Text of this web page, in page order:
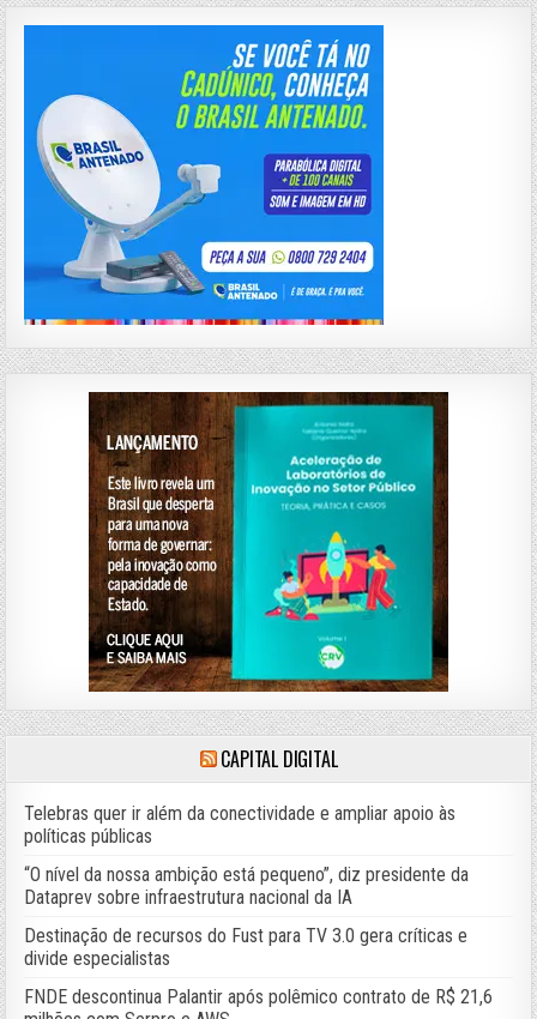
CAPITAL DIGITAL
Telebras quer ir além da conectividade e ampliar apoio às
políticas públicas
“O nível da nossa ambição está pequeno”, diz presidente da
Dataprev sobre infraestrutura nacional da IA
Destinação de recursos do Fust para TV 3.0 gera críticas e
divide especialistas
FNDE descontinua Palantir após polêmico contrato de R$ 21,6